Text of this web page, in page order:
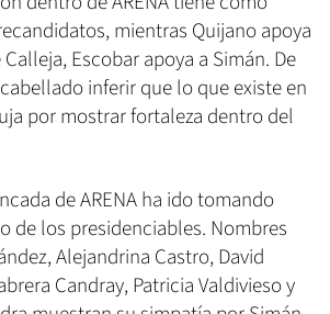
mientras Quijano apoya
Escobar apoya a Simán. De
inferir que lo que existe en
por mostrar fortaleza dentro del
de ARENA ha ido tomando
de los presidenciables. Nombres
Alejandrina Castro, David
Candray, Patricia Valdivieso y